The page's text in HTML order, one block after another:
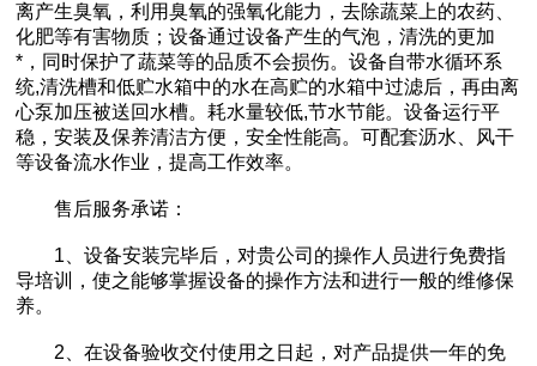
离产生臭氧，利用臭氧的强氧化能力，去除蔬菜上的农药、
化肥等有害物质；设备通过设备产生的气泡，清洗的更加
*，同时保护了蔬菜等的品质不会损伤。设备自带水循环系
统,清洗槽和低贮水箱中的水在高贮的水箱中过滤后，再由离
心泵加压被送回水槽。耗水量较低,节水节能。设备运行平
稳，安装及保养清洁方便，安全性能高。可配套沥水、风干
等设备流水作业，提高工作效率。
售后服务承诺：
1、设备安装完毕后，对贵公司的操作人员进行免费指
导培训，使之能够掌握设备的操作方法和进行一般的维修保
养。
2、在设备验收交付使用之日起，对产品提供一年的免